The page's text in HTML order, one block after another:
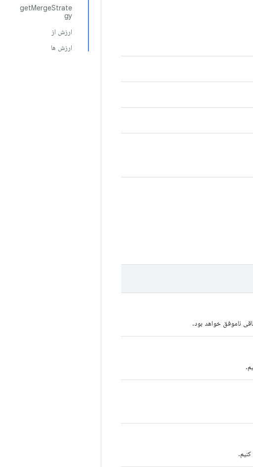
getMergeStrate
gy
ارزش از
ارزش ها
ناموفق خواهد بود.